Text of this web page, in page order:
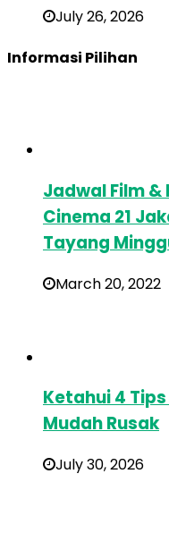
July 26, 2026
Informasi Pilihan
Jadwal Film &
Cinema 21
Tayang
March 20, 2022
Ketahui 4
Mudah Rusak
July 30, 2026